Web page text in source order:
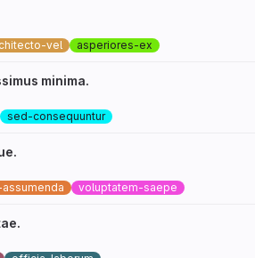
vel asperiores-ex
minima.
sed-consequuntur
voluptatem-saepe